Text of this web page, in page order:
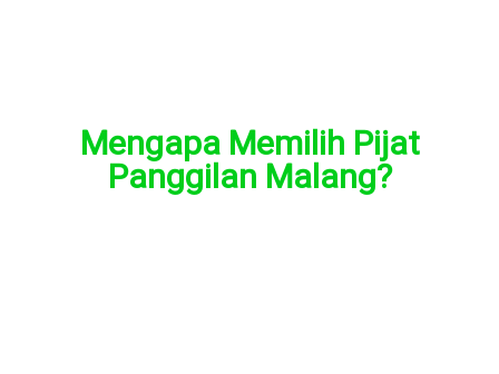
Mengapa Memilih Pijat
Panggilan Malang?